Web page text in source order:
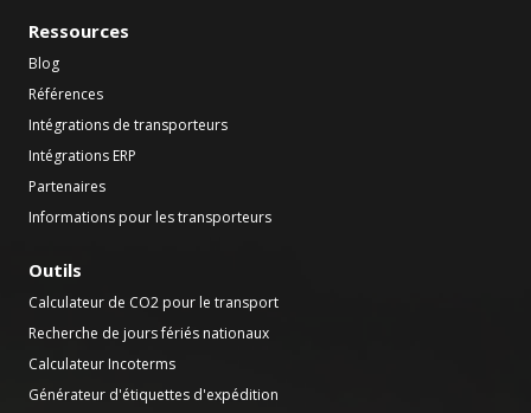
Ressources
Blog
Références
Intégrations de transporteurs
Intégrations ERP
Partenaires
Informations pour les transporteurs
Outils
Calculateur de CO2 pour le transport
Recherche de jours fériés nationaux
Calculateur Incoterms
Générateur d'étiquettes d'expédition